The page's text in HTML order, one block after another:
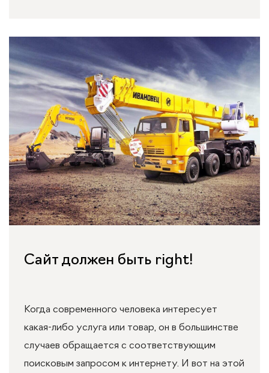
Сайт должен быть right!
Когда современного человека интересует
какая-либо услуга или товар, он в большинстве
случаев обращается с соответствующим
поисковым запросом к интернету. И вот на этой